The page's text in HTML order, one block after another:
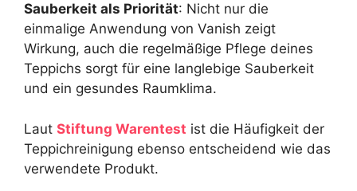
Sauberkeit als Priorität: Nicht nur die
einmalige Anwendung von Vanish zeigt
Wirkung, auch die regelmäßige Pflege deines
Teppichs sorgt für eine langlebige Sauberkeit
und ein gesundes Raumklima.
Laut Stiftung Warentest ist die Häufigkeit der
Teppichreinigung ebenso entscheidend wie das
verwendete Produkt.